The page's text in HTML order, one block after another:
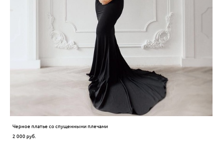
Черное платье со спущенными плечами
2 000 pуб.